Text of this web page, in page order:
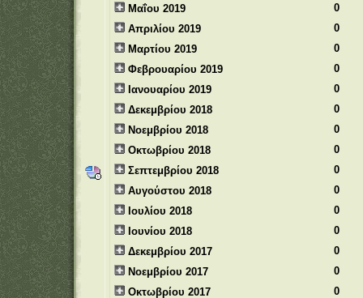
Μαΐου 2019
0
Απριλίου 2019
0
Μαρτίου 2019
0
Φεβρουαρίου 2019
0
Ιανουαρίου 2019
0
Δεκεμβρίου 2018
0
Νοεμβρίου 2018
0
Οκτωβρίου 2018
0
Σεπτεμβρίου 2018
0
Αυγούστου 2018
0
Ιουλίου 2018
0
Ιουνίου 2018
0
Δεκεμβρίου 2017
0
Νοεμβρίου 2017
0
Οκτωβρίου 2017
0